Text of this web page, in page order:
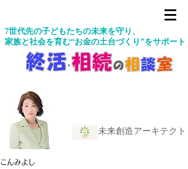
7世代先の子どもたちの未来を守り、
家族と社会を育む“お金の土台づくり”をサポート
未来創造アーキテクト
こんみよし